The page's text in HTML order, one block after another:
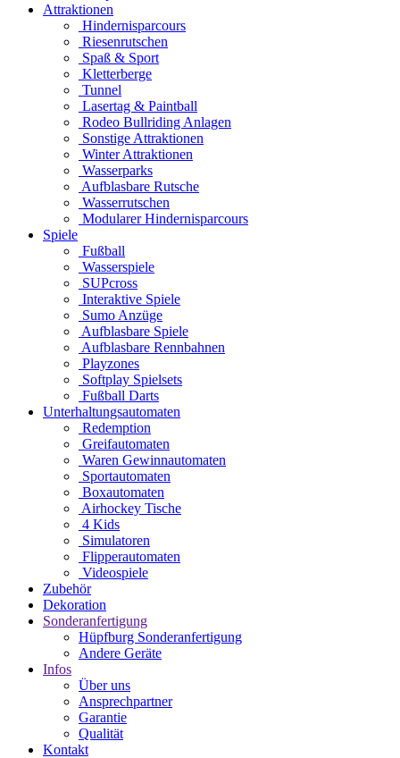
Attraktionen
Hindernisparcours
Riesenrutschen
Spaß & Sport
Kletterberge
Tunnel
Lasertag & Paintball
Rodeo Bullriding Anlagen
Sonstige Attraktionen
Winter Attraktionen
Wasserparks
Aufblasbare Rutsche
Wasserrutschen
Modularer Hindernisparcours
Spiele
Fußball
Wasserspiele
SUPcross
Interaktive Spiele
Sumo Anzüge
Aufblasbare Spiele
Aufblasbare Rennbahnen
Playzones
Softplay Spielsets
Fußball Darts
Unterhaltungsautomaten
Redemption
Greifautomaten
Waren Gewinnautomaten
Sportautomaten
Boxautomaten
Airhockey Tische
4 Kids
Simulatoren
Flipperautomaten
Videospiele
Zubehör
Dekoration
Sonderanfertigung
Hüpfburg Sonderanfertigung
Andere Geräte
Infos
Über uns
Ansprechpartner
Garantie
Qualität
Kontakt